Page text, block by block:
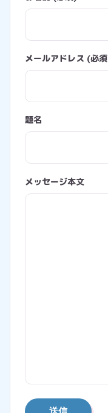
メールアドレス (必
題名
メッセージ本文